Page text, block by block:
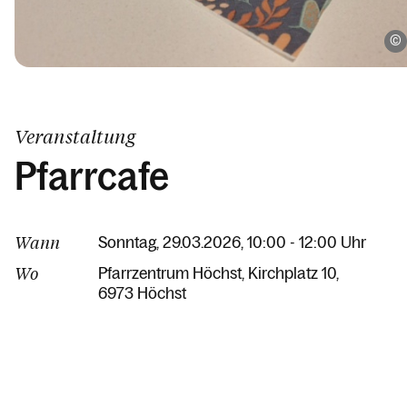
Veranstaltung
Pfarrcafe
Wann Sonntag, 29.03.2026, 10:00 - 12:00 Uhr
Wo Pfarrzentrum Höchst Kirchplatz 10
6973 Höchst